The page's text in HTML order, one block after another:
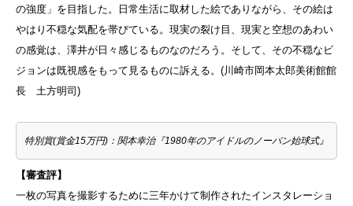
の強度」を目指した。日常生活に取材した絵でありながら、その絵は
やはり不穏な気配を帯びている。現実の裂け目、現実と空想のあわい
の感覚は、澤井が日々感じるものなのだろう。そして、その不穏なビ
ジョンは既視感をもって見るものに訴える。(川崎市岡本太郎美術館館
長 土方明司)
特別賞(賞金15万円)：関本幸治『1980年のアイドルのノーバン始球式』
【審査評】
一枚の写真を撮影するために三年かけて制作されたインスタレーショ